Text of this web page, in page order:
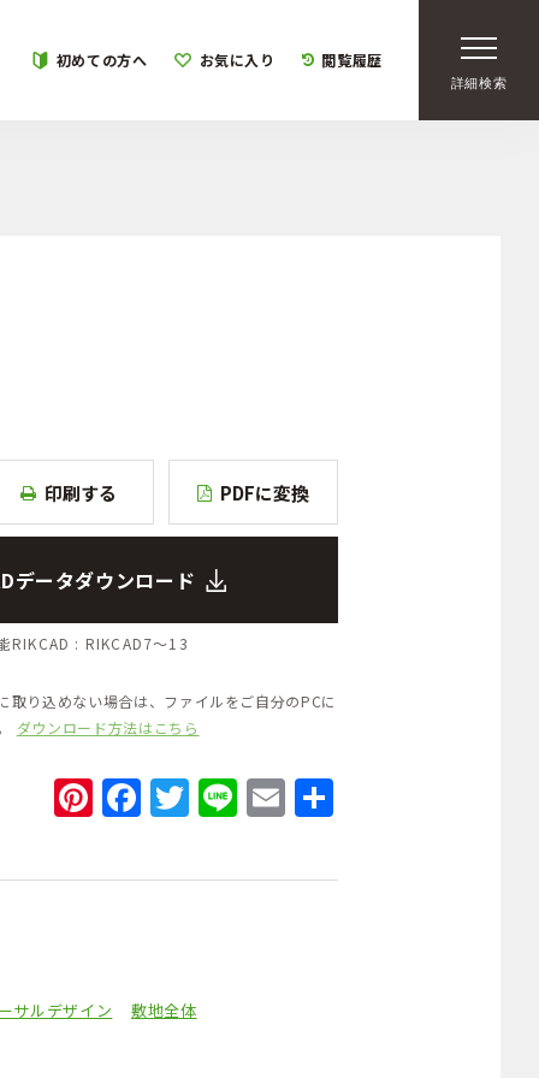
詳細検索
初めての方へ お気に入り 閲覧履歴
印刷する PDFに変換
データダウンロード
RIKCAD : RIKCAD7～13
り込めない場合は、ファイルをご自分のPCに
ダウンロード方法はこちら
Pinterest
Facebook
Twitter
LineEmail
サルデザイン 敷地全体